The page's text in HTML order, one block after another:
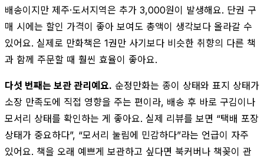
배송이지만 제주·도서지역은 추가 3,000원이 발생해요. 단권 구
매 시에는 할인 가격이 좋아 보여도 총액이 생각보다 올라갈 수
있어요. 실제로 만화책은 1권만 사기보다 비슷한 취향의 다른 책
과 함께 주문할 때 훨씬 효율이 좋아요.
다섯 번째는 보관 관리예요. 순정만화는 종이 상태와 표지 상태가
소장 만족도에 직접 영향을 주는 편이라, 배송 후 바로 구김이나
모서리 상태를 확인하는 게 좋아요. 실제 리뷰를 보면 “택배 포장
상태가 중요하다”, “모서리 눌림에 민감하다”라는 언급이 자주
있어요. 책을 오래 예쁘게 보관하고 싶다면 북커버나 책꽂이 관